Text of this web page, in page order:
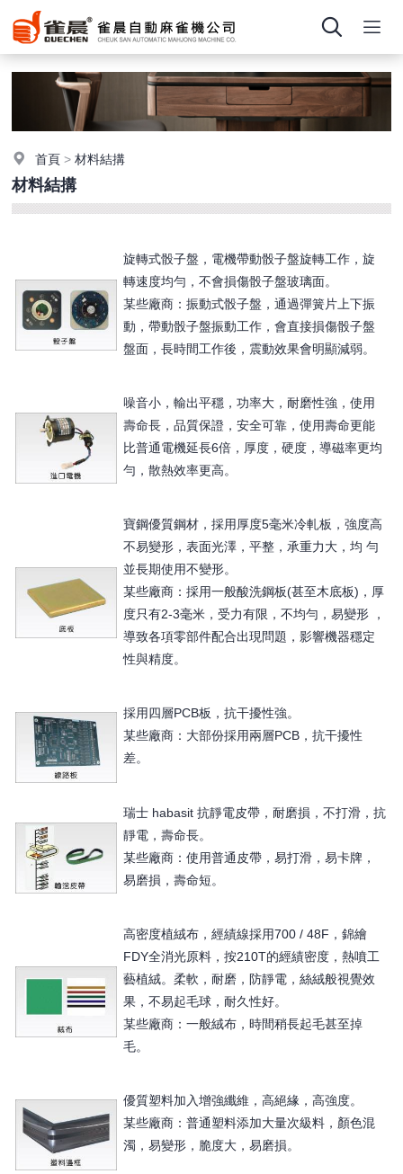
首頁 >材料結搆
材料結搆
旋轉式骰子盤，電機帶動骰子盤旋轉工作，旋
轉速度均勻，不會損傷骰子盤玻璃面。
某些廠商：振動式骰子盤，通過彈簧片上下振
動，帶動骰子盤振動工作，會直接損傷骰子盤
盤面，長時間工作後，震動效果會明顯減弱。
噪音小，輸出平穩，功率大，耐磨性強，使用
壽命長，品質保證，安全可靠，使用壽命更能
比普通電機延長6倍，厚度，硬度，導磁率更均
勻，散熱效率更高。
寶鋼優質鋼材，採用厚度5毫米冷軋板，強度高
不易變形，表面光澤，平整，承重力大，均 勻
並長期使用不變形。
某些廠商：採用一般酸洗鋼板(甚至木底板)，厚
度只有2-3毫米，受力有限，不均勻，易變形 ，
導致各項零部件配合出現問題，影響機器穩定
性與精度。
採用四層PCB板，抗干擾性強。
某些廠商：大部份採用兩層PCB，抗干擾性
差。
瑞士 habasit 抗靜電皮帶，耐磨損，不打滑，抗
靜電，壽命長。
某些廠商：使用普通皮帶，易打滑，易卡牌，
易磨損，壽命短。
高密度植絨布，經績線採用700 / 48F，錦繪
FDY全消光原料，按210T的經績密度，熱噴工
藝植絨。柔軟，耐磨，防靜電，絲絨般視覺效
果，不易起毛球，耐久性好。
某些廠商：一般絨布，時間稍長起毛甚至掉
毛。
優質塑料加入增強纖維，高絕緣，高強度。
某些廠商：普通塑料添加大量次級料，顏色混
濁，易變形，脆度大，易磨損。